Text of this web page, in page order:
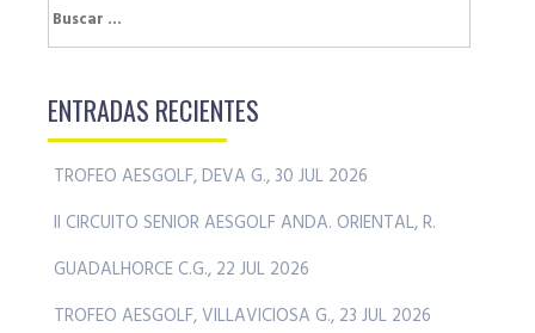
Buscar:
ENTRADAS RECIENTES
TROFEO AESGOLF, DEVA G., 30 JUL 2026
II CIRCUITO SENIOR AESGOLF ANDA. ORIENTAL, R.
GUADALHORCE C.G., 22 JUL 2026
TROFEO AESGOLF, VILLAVICIOSA G., 23 JUL 2026